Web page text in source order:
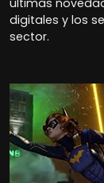
últimas
digitales y los
sector.